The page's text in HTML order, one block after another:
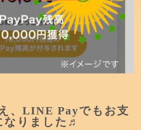
、LINE Payでもお支
なりました♬